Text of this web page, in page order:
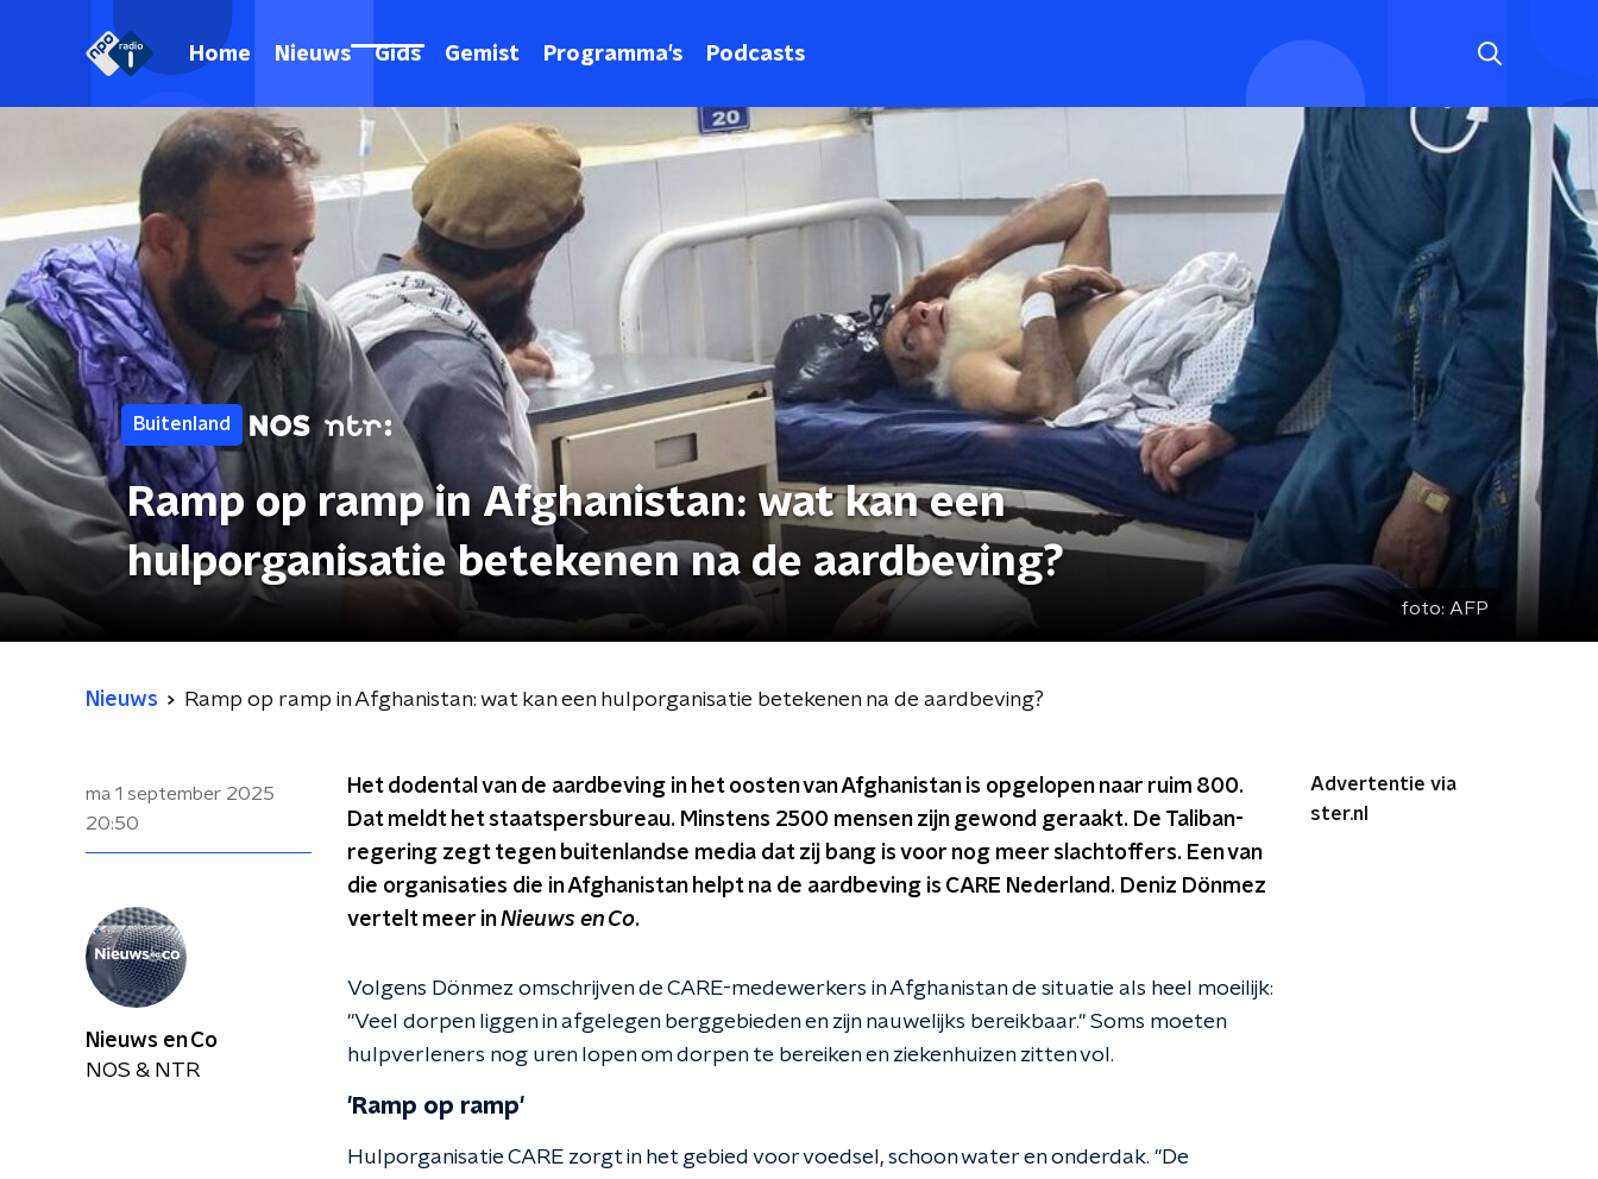
Home Nieuws Gids Gemist Programma's Podcasts
Buitenland
Ramp op ramp in Afghanistan: wat kan een
hulporganisatie betekenen na de aardbeving?
foto: AFP
Nieuws Ramp op ramp in Afghanistan: wat kan een hulporganisatie betekenen na de aardbeving?
ma 1 september 2025
20:50
Het dodental van de aardbeving in het oosten van Afghanistan is opgelopen naar ruim 800.
Dat meldt het staatspersbureau. Minstens 2500 mensen zijn gewond geraakt. De Taliban-
regering zegt tegen buitenlandse media dat zij bang is voor nog meer slachtoffers. Een van
die organisaties die in Afghanistan helpt na de aardbeving is CARE Nederland. Deniz Dönmez
vertelt meer inNieuws en Co.
Volgens Dönmez omschrijven de CARE-medewerkers in Afghanistan de situatie als heel moeilijk:
"Veel dorpen liggen in afgelegen berggebieden en zijn nauwelijks bereikbaar." Soms moeten
hulpverleners nog uren lopen om dorpen te bereiken en ziekenhuizen zitten vol.
'Ramp op ramp'
Hulporganisatie CARE zorgt in het gebied voor voedsel, schoon water en onderdak. "De
Advertentie via
ster.nl
Nieuws en Co
NOS & NTR